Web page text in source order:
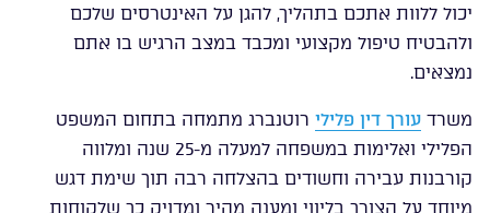
יכול ללוות אתכם בתהליך, להגן על האינטרסים שלכם
ולהבטיח טיפול מקצועי ומכבד במצב הרגיש בו אתם
נמצאים.
משרד עורך דין פלילי רוטנברג מתמחה בתחום המשפט
הפלילי ואלימות במשפחה למעלה מ-25 שנה ומלווה
קורבנות עבירה וחשודים בהצלחה רבה תוך שימת דגש
מיוחד על הצורך בליווי ומענה מהיר ומדויק כך שלקוחות